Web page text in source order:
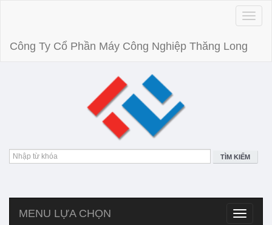
Toggle
Công Ty Cổ Phần Máy Công Nghiệp Thăng Long
TÌM KIẾM
Toggle
MENU LỰA CHỌN